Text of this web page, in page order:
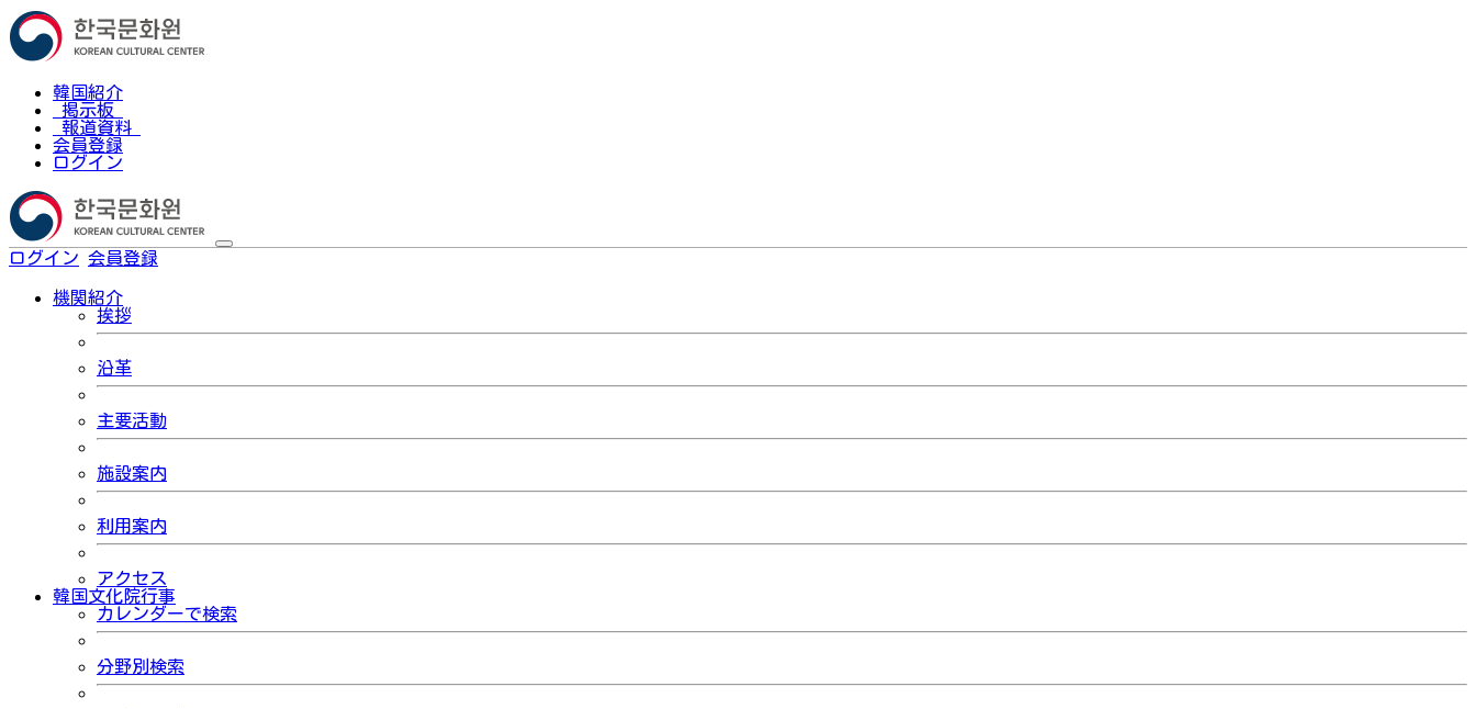
韓国紹介
掲示板
報道資料
会員登録
ログイン
ログイン 会員登録
機関紹介
挨拶
沿革
主要活動
施設案内
利用案内
アクセス
韓国文化院行事
カレンダーで検索
分野別検索